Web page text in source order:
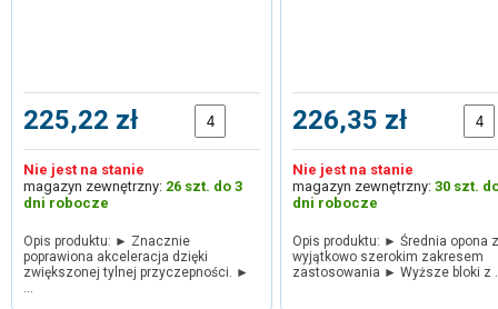
225,22 zł
Nie jest na stanie
magazyn zewnętrzny: 26 szt. do 3
dni robocze
Opis produktu: ► Znacznie
poprawiona akceleracja dzięki
zwiększonej tylnej przyczepności. ►
…
226,35 zł
Nie jest na stanie
magazyn zewnętrzny: 30 szt.
dni robocze
Opis produktu: ► Średnia opona z
wyjątkowo szerokim zakresem
zastosowania ► Wyższe bloki z